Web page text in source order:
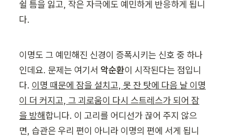
쉴 틈을 잃고, 작은 자극에도 예민하게 반응하게 됩니
다.
이명도 그 예민해진 신경이 증폭시키는 신호 중 하나
인데요. 문제는 여기서 악순환이 시작된다는 점입니
다. 이명 때문에 잠을 설치고, 못 잔 탓에 다음 날 이명
이 더 커지고, 그 괴로움이 다시 스트레스가 되어 잠
을 방해합니다. 이 고리를 어디선가 끊어 주지 않으
면, 습관은 우리 편이 아니라 이명의 편에 서게 됩니